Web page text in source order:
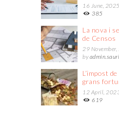
16 June, 2025
385
La nova i
de Censos
29
byadmin.sauri
L’impost
grans
12 April,
619